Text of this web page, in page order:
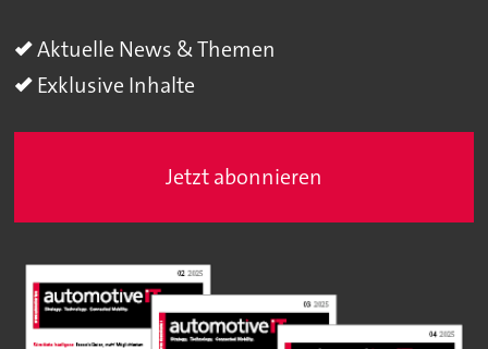
Aktuelle News & Themen
Exklusive Inhalte
Jetzt abonnieren